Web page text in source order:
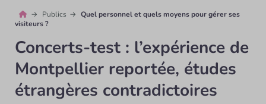
Publics
Quel personnel et quels moyens pour gérer ses
visiteurs ?
Concerts-test : l’expérience de
Montpellier reportée, études
étrangères contradictoires